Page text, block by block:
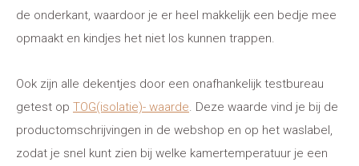
de onderkant, waardoor je er heel makkelijk een bedje mee
opmaakt en kindjes het niet los kunnen trappen.
Ook zijn alle dekentjes door een onafhankelijk testbureau
getest op TOG(isolatie)- waarde. Deze waarde vind je bij de
productomschrijvingen in de webshop en op het waslabel,
zodat je snel kunt zien bij welke kamertemperatuur je een